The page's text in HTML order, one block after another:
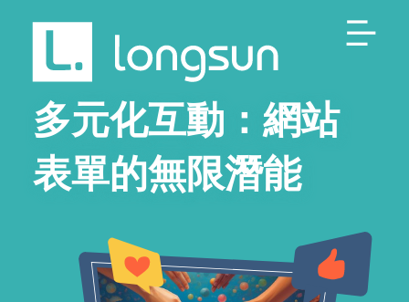
多元化互動：網站
表單的無限潛能